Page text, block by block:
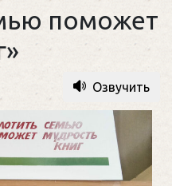
поможет
Озвучить